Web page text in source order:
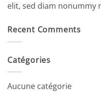
elit, sed diam nonummy
Recent Comments
Catégories
Aucune catégorie